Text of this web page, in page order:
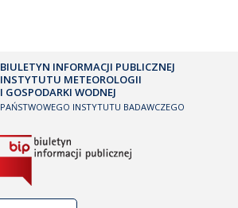
BIULETYN INFORMACJI PUBLICZNEJ
INSTYTUTU METEOROLOGII
I GOSPODARKI WODNEJ
PAŃSTWOWEGO INSTYTUTU BADAWCZEGO